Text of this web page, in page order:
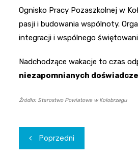
Ognisko Pracy Pozaszkolnej w
pasji i budowania wspólnoty.
integracji i wspólnego
Nadchodzące wakacje to czas
niezapomnianych
Źródło: Starostwo Powiatowe w Kołobrzegu
Nawigacja
Poprzedni